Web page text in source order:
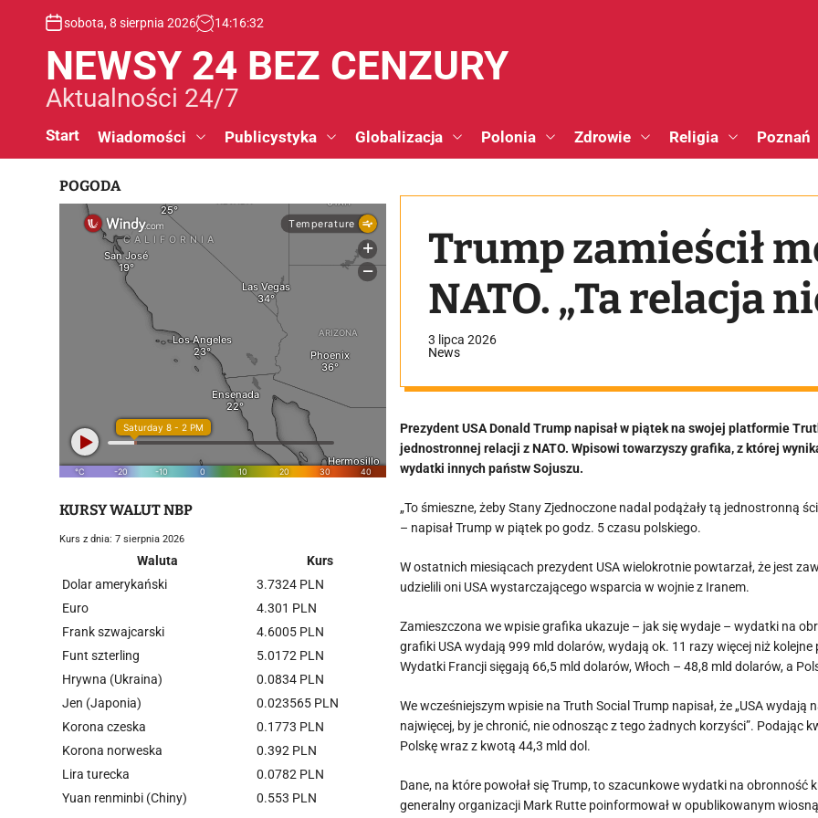
sobota, 8 sierpnia 2026 14:16:33
NEWSY 24 BEZ CENZURY
Aktualności 24/7
Start Wiadomości Publicystyka Globalizacja Polonia Zdrowie Religia Poznań
Trump zamieścił
NATO. „Ta relacja
3 lipca 2026
News
Prezydent USA Donald Trump napisał w piątek na swojej platformie
jednostronnej relacji z NATO. Wpisowi towarzyszy grafika, z której
wydatki innych państw Sojuszu.
„To śmieszne, żeby Stany Zjednoczone nadal podążały tą jednostronną
– napisał Trump w piątek po godz. 5 czasu polskiego.
W ostatnich miesiącach prezydent USA wielokrotnie powtarzał, że jest
udzielili oni USA wystarczającego wsparcia w wojnie z Iranem.
Zamieszczona we wpisie grafika ukazuje – jak się wydaje – wydatki na
grafiki USA wydają 999 mld dolarów, wydają ok. 11 razy więcej niż
Wydatki Francji sięgają 66,5 mld dolarów, Włoch – 48,8 mld dolarów, a
We wcześniejszym wpisie na Truth Social Trump napisał, że „USA
najwięcej, by je chronić, nie odnosząc z tego żadnych korzyści”.
Polskę wraz z kwotą 44,3 mld dol.
Dane, na które powołał się Trump, to szacunkowe wydatki na
generalny organizacji Mark Rutte poinformował w opublikowanym
POGODA
KURSY WALUT NBP
Kurs z dnia: 7 sierpnia 2026
Waluta
Kurs
Dolar amerykański
3.7324 PLN
Euro
4.301 PLN
Frank szwajcarski
4.6005 PLN
Funt szterling
5.0172 PLN
Hrywna (Ukraina)
0.0834 PLN
Jen (Japonia)
0.023565 PLN
Korona czeska
0.1773 PLN
Korona norweska
0.392 PLN
Lira turecka
0.0782 PLN
Yuan renminbi (Chiny)
0.553 PLN